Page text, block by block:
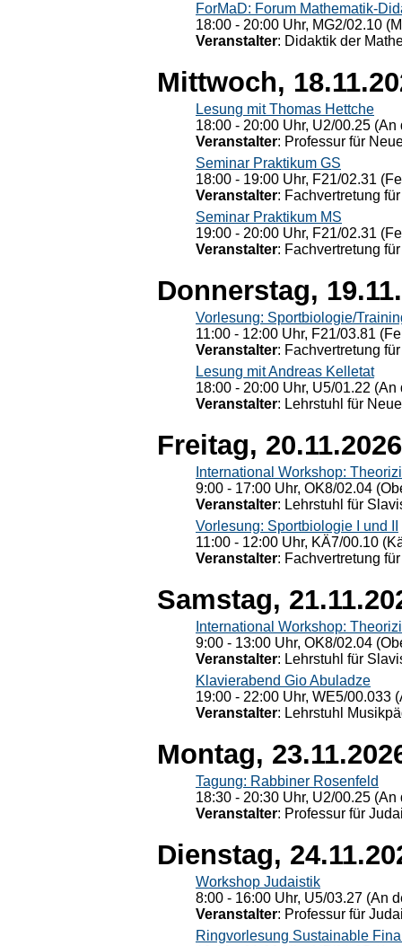
ForMaD: Forum Mathematik-
18:00 - 20:00 Uhr, MG2/02.10
Veranstalter: Didaktik der
Mittwoch,
Lesung mit Thomas Hettche
18:00 - 20:00 Uhr, U2/00.25
Veranstalter: Professur für
Seminar Praktikum GS
18:00 - 19:00 Uhr, F21/02.31
Veranstalter: Fachvertretung
Seminar Praktikum MS
19:00 - 20:00 Uhr, F21/02.31
Veranstalter: Fachvertretung
Donnerstag,
Vorlesung: Sportbiologie/
11:00 - 12:00 Uhr, F21/03.81
Veranstalter: Fachvertretung
Lesung mit Andreas Kelletat
18:00 - 20:00 Uhr, U5/01.22
Veranstalter: Lehrstuhl für
Freitag, 20.11.2026
International Workshop:
9:00 - 17:00 Uhr, OK8/02.04
Veranstalter: Lehrstuhl für
Vorlesung: Sportbiologie I und II
11:00 - 12:00 Uhr, KÄ7/00.10
Veranstalter: Fachvertretung
Samstag,
International Workshop:
9:00 - 13:00 Uhr, OK8/02.04
Veranstalter: Lehrstuhl für
Klavierabend Gio Abuladze
19:00 - 22:00 Uhr, WE5/00.033
Veranstalter: Lehrstuhl
Montag,
Tagung: Rabbiner Rosenfeld
18:30 - 20:30 Uhr, U2/00.25
Veranstalter: Professur für
Dienstag,
Workshop Judaistik
8:00 - 16:00 Uhr, U5/03.27 (An
Veranstalter: Professur für
Ringvorlesung Sustainable